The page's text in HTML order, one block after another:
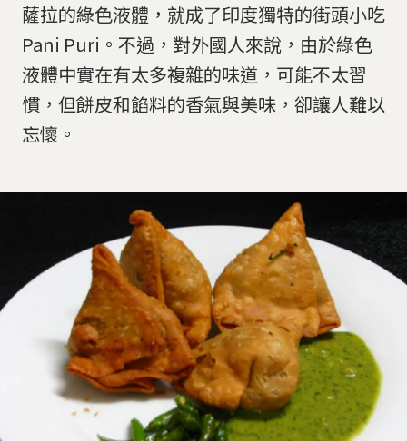
薩拉的綠色液體，就成了印度獨特的街頭小吃
Pani Puri。不過，對外國人來說，由於綠色
液體中實在有太多複雜的味道，可能不太習
慣，但餅皮和餡料的香氣與美味，卻讓人難以
忘懷。